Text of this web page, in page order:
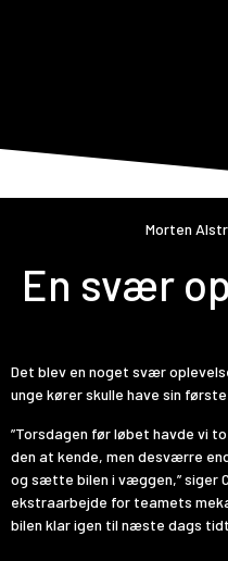
Morten
En svær
Det blev en noget svær
unge kører skulle have sin
”Torsdagen før løbet havde vi
den at kende, men desværre
og sætte bilen i væggen,” siger
ekstraarbejde for teamets
bilen klar igen til næste dags